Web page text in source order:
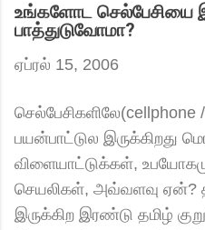
உங்களோட
பாத்துடுவோமா?
ஏப்ரல் 15, 2006
செல்பேசிகளிலே(cellphone
பயன்பாட்டுல இருக்கிறது
விளையாட்டுக்கள்,
செயலிகள், அவ்வளவு ஏன்?
இருக்கிற இரண்டு தமிழ்